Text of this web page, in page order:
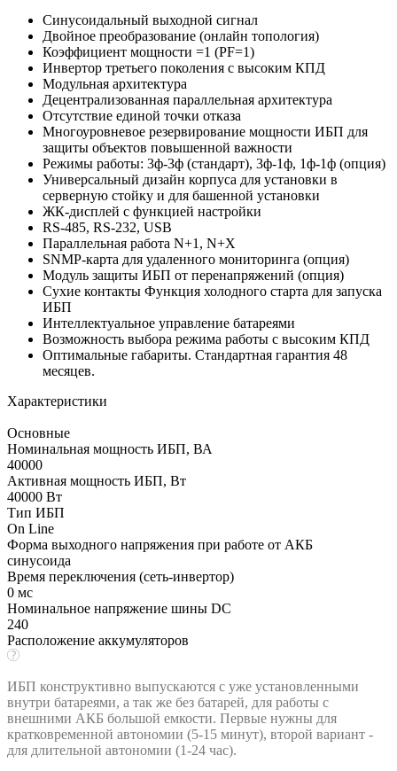
Синусоидальный выходной сигнал
Двойное преобразование (онлайн топология)
Коэффициент мощности =1 (PF=1)
Инвертор третьего поколения с высоким КПД
Модульная архитектура
Децентрализованная параллельная архитектура
Отсутствие единой точки отказа
Многоуровневое резервирование мощности ИБП для
защиты объектов повышенной важности
Режимы работы: 3ф-3ф (стандарт), 3ф-1ф, 1ф-1ф (опция)
Универсальный дизайн корпуса для установки в
серверную стойку и для башенной установки
ЖК-дисплей с функцией настройки
RS-485, RS-232, USB
Параллельная работа N+1, N+X
SNMP-карта для удаленного мониторинга (опция)
Модуль защиты ИБП от перенапряжений (опция)
Сухие контакты Функция холодного старта для запуска
ИБП
Интеллектуальное управление батареями
Возможность выбора режима работы с высоким КПД
Оптимальные габариты. Стандартная гарантия 48
месяцев.
Характеристики
Основные
Номинальная мощность ИБП, ВА
40000
Активная мощность ИБП, Вт
40000 Вт
Тип ИБП
On Line
Форма выходного напряжения при работе от АКБ
синусоида
Время переключения (сеть-инвертор)
0 мс
Номинальное напряжение шины DC
240
Расположение аккумуляторов
ИБП конструктивно выпускаются с уже установленными
внутри батареями, а так же без батарей, для работы с
внешними АКБ большой емкости. Первые нужны для
кратковременной автономии (5-15 минут), второй вариант -
для длительной автономии (1-24 час).